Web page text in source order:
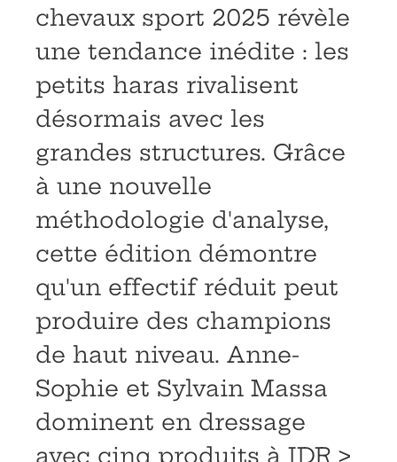
chevaux sport 2025 révèle
une tendance inédite : les
petits haras rivalisent
désormais avec les
grandes structures. Grâce
à une nouvelle
méthodologie d'analyse,
cette édition démontre
qu'un effectif réduit peut
produire des champions
de haut niveau. Anne-
Sophie et Sylvain Massa
dominent en dressage
avec cinq produits à IDR ≥